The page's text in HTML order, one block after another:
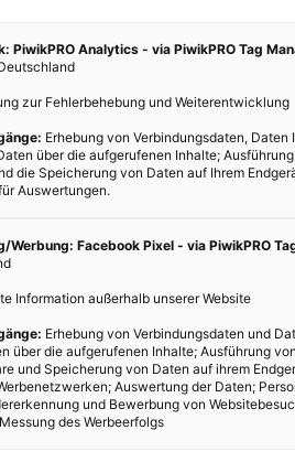
und Teilen – von genusstauglichen,
Lebensmitteln dient, kannst du deine
an andere weitergeben.
BEITRAG ANSEHEN
PiwikPRO Analytics - via PiwikPRO Tag
zur Fehlerbehebung und Weiterentwicklung
Erhebung von Verbindungsdaten, Daten
über die aufgerufenen Inhalte;
die Speicherung von Daten auf Ihrem
Auswertungen.
Facebook Pixel - via PiwikPRO
Information außerhalb unserer Website
Erhebung von Verbindungsdaten und
über die aufgerufenen Inhalte; Ausführung von
und Speicherung von Daten auf ihrem
Auswertung der Daten;
und Bewerbung von
des Werbeerfolgs